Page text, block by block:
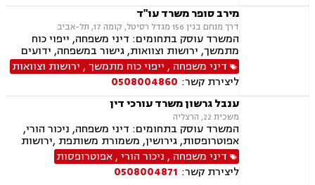
מירב סופר משרד עו"ד
דרך מנחם בגין 156 מגדל רסיטל, קומה 17, תל-אביב
המשרד עוסק בתחומים: דיני משפחה, ייפוי כוח
מתמשך, ירושות וצוואות, גישור במשפחה, ידועים
בציבור, אפוטרופסות, הסכמי ממון, תביעות אבהות,
מזונות, גירושין, משמורת משותפת, הורות חד
מינית, נשואים אזרחיים, טוען רבני, חלוקת רכוש,
מעמד אישי, תיאום הורי, ניכור הורי, זמני שהות
דיני משפחה , ייפוי כוח מתמשך, ירושות וצוואות
ליצירת קשר: 0508004860
ענבל גרשון משרד עורכי דין
משכית 22, הרצליה
המשרד עוסק בתחומים: דיני משפחה, ניכור הורי,
אפוטרופסות, גירושין, משמורת משותפת ,ירושות
וצוואות, לשון הרע, ייפוי כוח מתמשך
דיני משפחה , ניכור הורי,אפוטרופסות
ליצירת קשר: 0508004871